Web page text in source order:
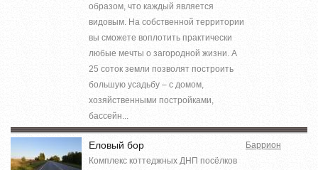
образом, что каждый является
видовым. На собственной территории
вы сможете воплотить практически
любые мечты о загородной жизни. А
25 соток земли позволят построить
большую усадьбу – с домом,
хозяйственными постройками,
бассейн...
Еловый бор
Комплекс коттеджных ДНП посёлков
Баррион